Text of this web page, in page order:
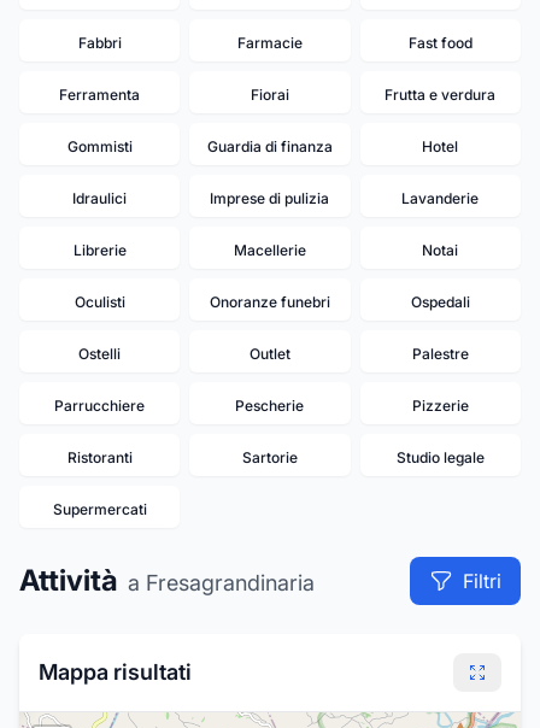
Fabbri Farmacie Fast food
Ferramenta Fiorai Frutta e verdura
Gommisti Guardia di finanza Hotel
Idraulici Imprese di pulizia Lavanderie
Librerie Macellerie Notai
Oculisti Onoranze funebri Ospedali
Ostelli Outlet Palestre
Parrucchiere Pescherie Pizzerie
Ristoranti Sartorie Studio legale
Supermercati
Attività a Fresagrandinaria Filtri
Mappa risultati